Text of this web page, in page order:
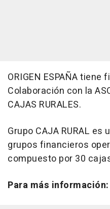
ORIGEN ESPAÑA
Colaboración con la
CAJAS RURALES.
Grupo CAJA RURAL
grupos financieros
compuesto por 30
Para más información: